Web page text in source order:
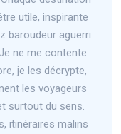
utile, inspirante
baroudeur aguerri
ne me contente
je les décrypte,
les voyageurs
surtout du sens.
itinéraires malins